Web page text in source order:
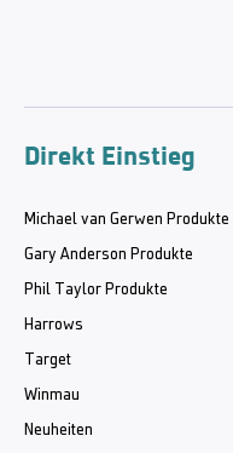
Direkt Einstieg
Michael van Gerwen Produkte
Gary Anderson Produkte
Phil Taylor Produkte
Harrows
Target
Winmau
Neuheiten